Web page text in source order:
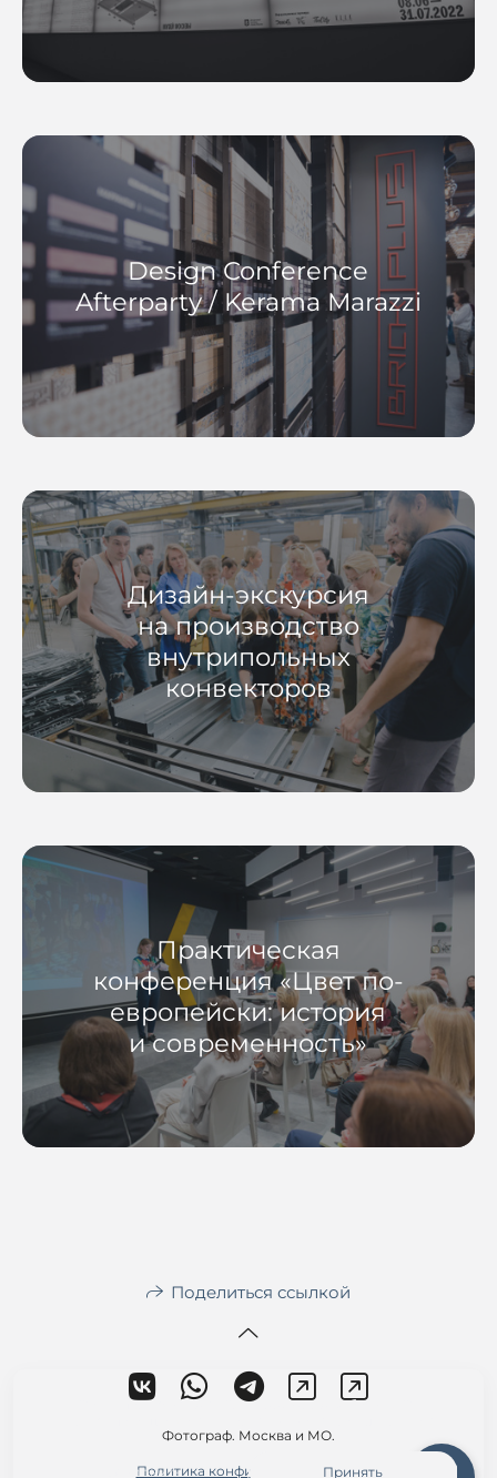
Design Conference
Afterparty / Kerama Marazzi
Дизайн-экскурсия
на производство
внутрипольных
конвекторов
Практическая
конференция «Цвет по-
европейски: история
и современность»
Поделиться ссылкой
Фотограф. Москва и МО.
Политика конфиденциальности
На сайте используются файлы cookie для работы сайта
Отклонить Принять